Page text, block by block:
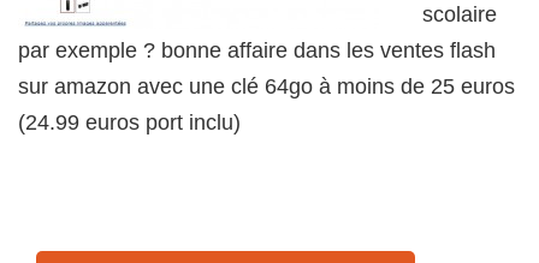
scolaire
par exemple ? bonne affaire dans les ventes flash
sur amazon avec une clé 64go à moins de 25 euros
(24.99 euros port inclu)